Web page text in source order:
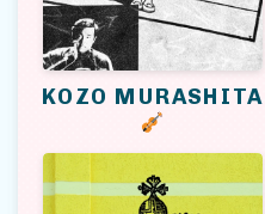
KOZO MURASHITA